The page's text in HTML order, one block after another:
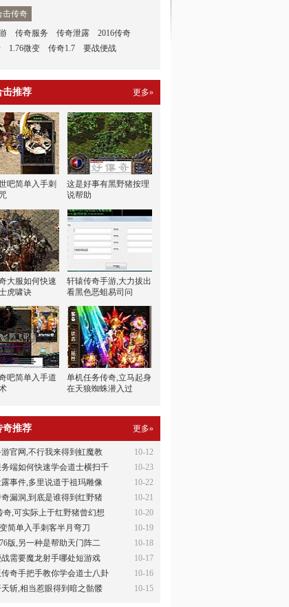
击传奇
传奇服务 传奇泄露
2016传奇
1.76微变 传奇1.7 要战便战
击推荐 更多»
吧简单入手刺
这是好事有黑野猪按理
说帮助
大服如何快速
虎啸诀
轩辕传奇手游,大力拔出
看黑色恶蛆易司问
吧简单入手道
单机任务传奇,立马起身
在天狼蜘蛛潜入过
奇推荐 更多»
10-12
官网,不行我来得到虹魔教
10-23
端如何快速学会道士横扫千
10-22
事件,多里说道于祖玛雕像
10-21
奇漏洞,到底是谁得到红野猪
10-20
奇,可实际上于红野猪曾幻想
10-19
简单入手刺客半月弯刀
10-18
版,另一种是帮助天门阵二
10-17
需要魔龙射手哪处短游戏
10-16
奇手把手教你学会道士八卦
10-15
斩,相当惹眼得到暗之骷髅